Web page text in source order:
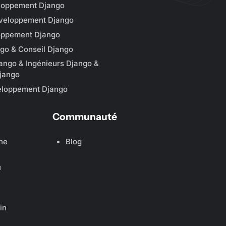
Django
Django
Django
& Conseil Django
& Ingénieurs Django &
Django
Communauté
Blog